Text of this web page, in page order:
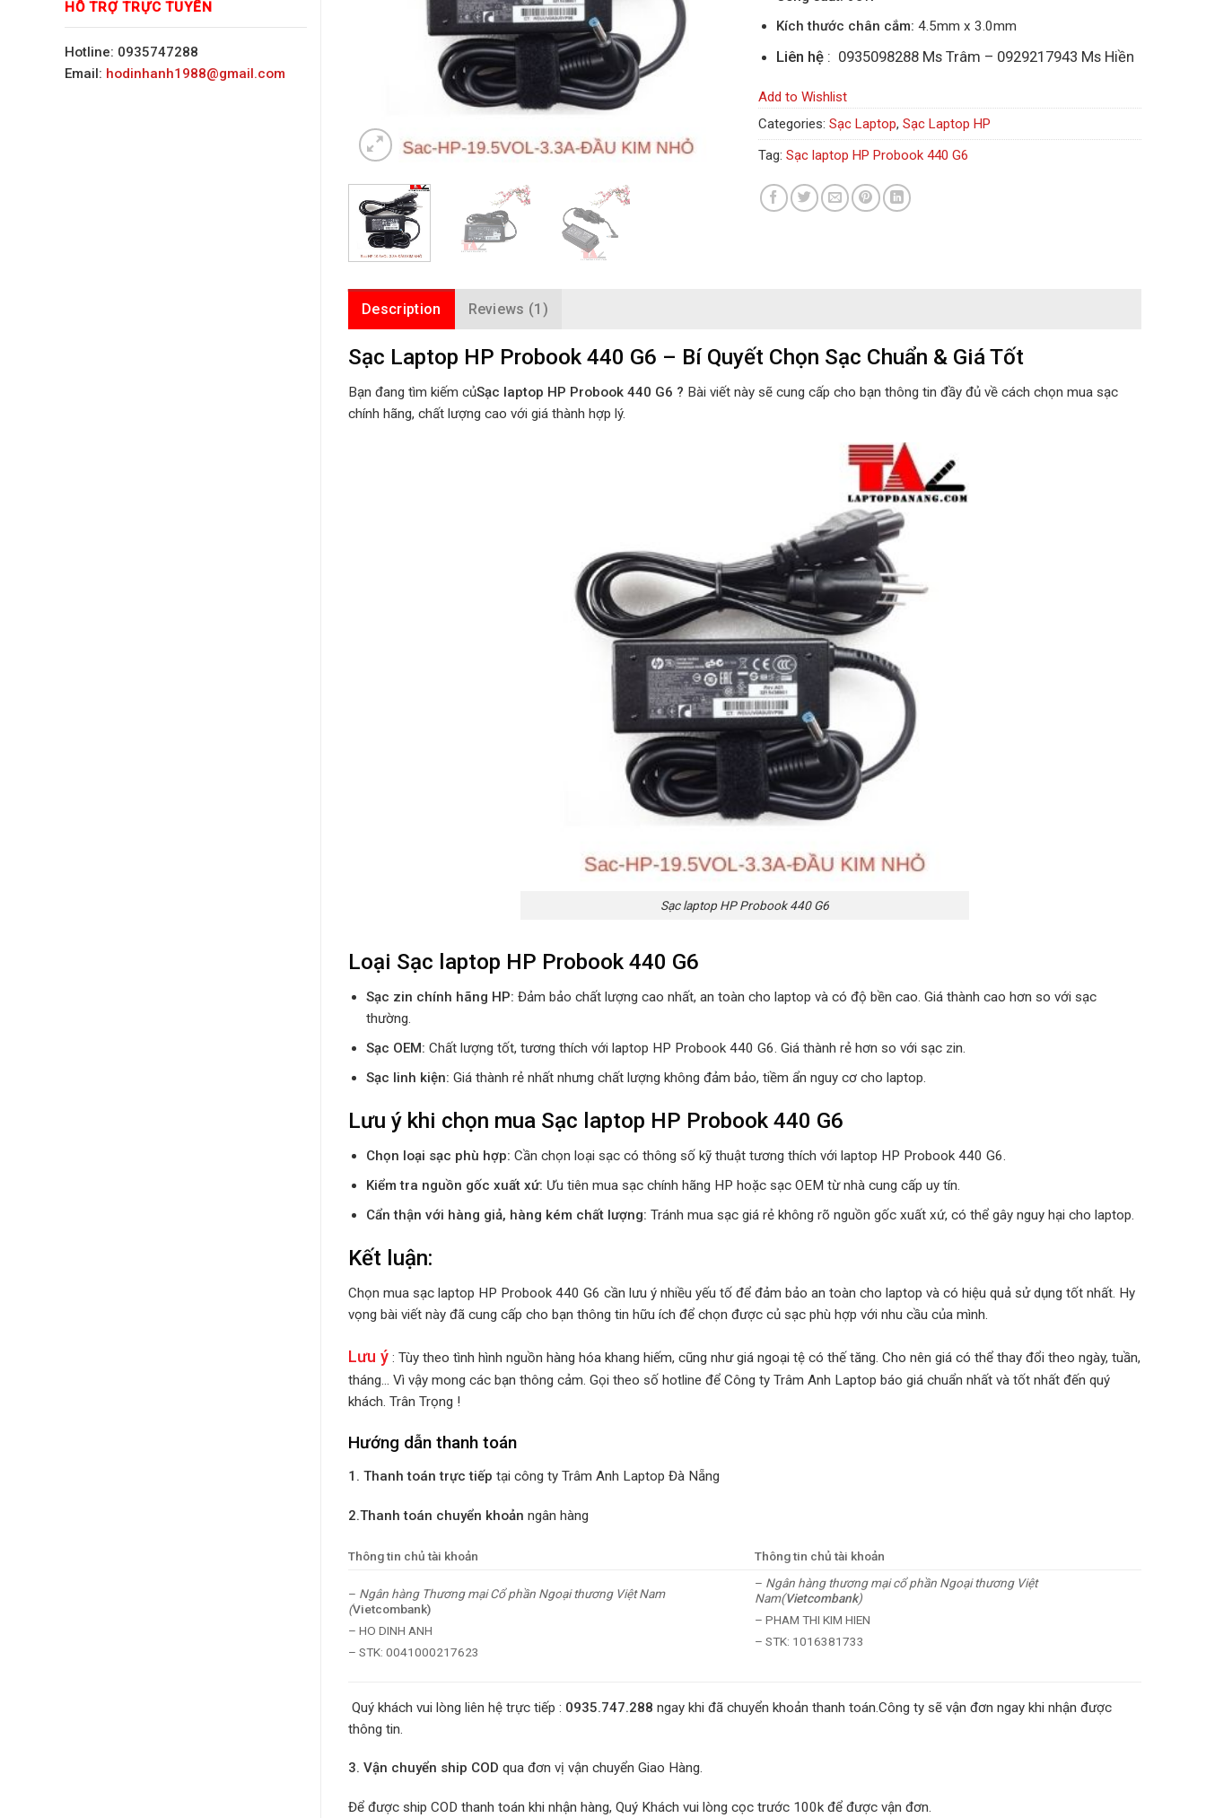
HỖ TRỢ TRỰC TUYẾN
Hotline: 0935747288
Email: hodinhanh1988@gmail.com
Kích thước chân cắm: 4.5mm x 3.0mm
Liên hệ: 0935098288 Ms Trâm – 0929217943 Ms Hiền
Add to Wishlist
Categories: Sạc Laptop, Sạc Laptop HP
Tag: Sạc laptop HP Probook 440 G6
Description Reviews (1)
Sạc Laptop HP Probook 440 G6 – Bí Quyết Chọn Sạc Chuẩn & Giá Tốt
Bạn đang tìm kiếm củSạc laptop HP Probook 440 G6 ? Bài viết này sẽ cung cấp cho bạn thông tin đầy đủ về cách chọn mua sạc
chính hãng, chất lượng cao với giá thành hợp lý.
Sạc laptop HP Probook 440 G6
Loại Sạc laptop HP Probook 440 G6
Sạc zin chính hãng HP: Đảm bảo chất lượng cao nhất, an toàn cho laptop và có độ bền cao. Giá thành cao hơn so với sạc
thường.
Sạc OEM: Chất lượng tốt, tương thích với laptop HP Probook 440 G6. Giá thành rẻ hơn so với sạc zin.
Sạc linh kiện: Giá thành rẻ nhất nhưng chất lượng không đảm bảo, tiềm ẩn nguy cơ cho laptop.
Lưu ý khi chọn mua Sạc laptop HP Probook 440 G6
Chọn loại sạc phù hợp: Cần chọn loại sạc có thông số kỹ thuật tương thích với laptop HP Probook 440 G6.
Kiểm tra nguồn gốc xuất xứ: Ưu tiên mua sạc chính hãng HP hoặc sạc OEM từ nhà cung cấp uy tín.
Cẩn thận với hàng giả, hàng kém chất lượng: Tránh mua sạc giá rẻ không rõ nguồn gốc xuất xứ, có thể gây nguy hại cho laptop.
Kết luận:
Chọn mua sạc laptop HP Probook 440 G6 cần lưu ý nhiều yếu tố để đảm bảo an toàn cho laptop và có hiệu quả sử dụng tốt nhất. Hy
vọng bài viết này đã cung cấp cho bạn thông tin hữu ích để chọn được củ sạc phù hợp với nhu cầu của mình.
Lưu ý : Tùy theo tình hình nguồn hàng hóa khang hiếm, cũng như giá ngoại tệ có thế tăng. Cho nên giá có thể thay đổi theo ngày, tuần,
tháng… Vì vậy mong các bạn thông cảm. Gọi theo số hotline để Công ty Trâm Anh Laptop báo giá chuẩn nhất và tốt nhất đến quý
khách. Trân Trọng !
Hướng dẫn thanh toán
1. Thanh toán trực tiếp tại công ty Trâm Anh Laptop Đà Nẵng
2.Thanh toán chuyển khoản ngân hàng
Thông tin chủ tài khoản Thông tin chủ tài khoản
– Ngân hàng Thương mại Cổ phần Ngoại thương Việt Nam
(Vietcombank)
– HO DINH ANH
– STK: 0041000217623
– Ngân hàng thương mại cổ phần Ngoại thương Việt
Nam(Vietcombank)
– PHAM THI KIM HIEN
– STK: 1016381733
Quý khách vui lòng liên hệ trực tiếp : 0935.747.288 ngay khi đã chuyển khoản thanh toán.Công ty sẽ vận đơn ngay khi nhận được
thông tin.
3. Vận chuyển ship COD qua đơn vị vận chuyển Giao Hàng.
Để được ship COD thanh toán khi nhận hàng, Quý Khách vui lòng cọc trước 100k để được vận đơn.